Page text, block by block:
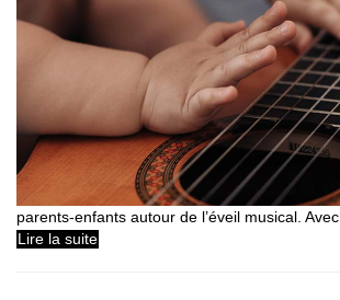
parents-enfants autour de l’éveil musical.
Lire la suite